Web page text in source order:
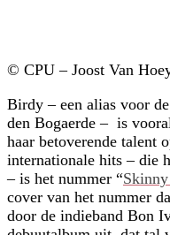
© CPU – Joost Van
Birdy – een alias voor
den Bogaerde – is
haar betoverende talent
internationale hits – die
– is het nummer “
cover van het nummer
door de indieband Bon